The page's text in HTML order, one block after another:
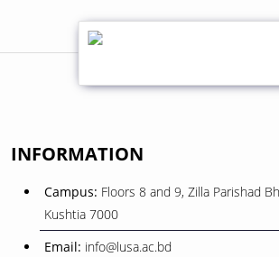
01
December
26
November
INFORMATION
Campus: Floors 8 and 9, Zilla Parishad
Kushtia 7000
Email: info@lusa.ac.bd